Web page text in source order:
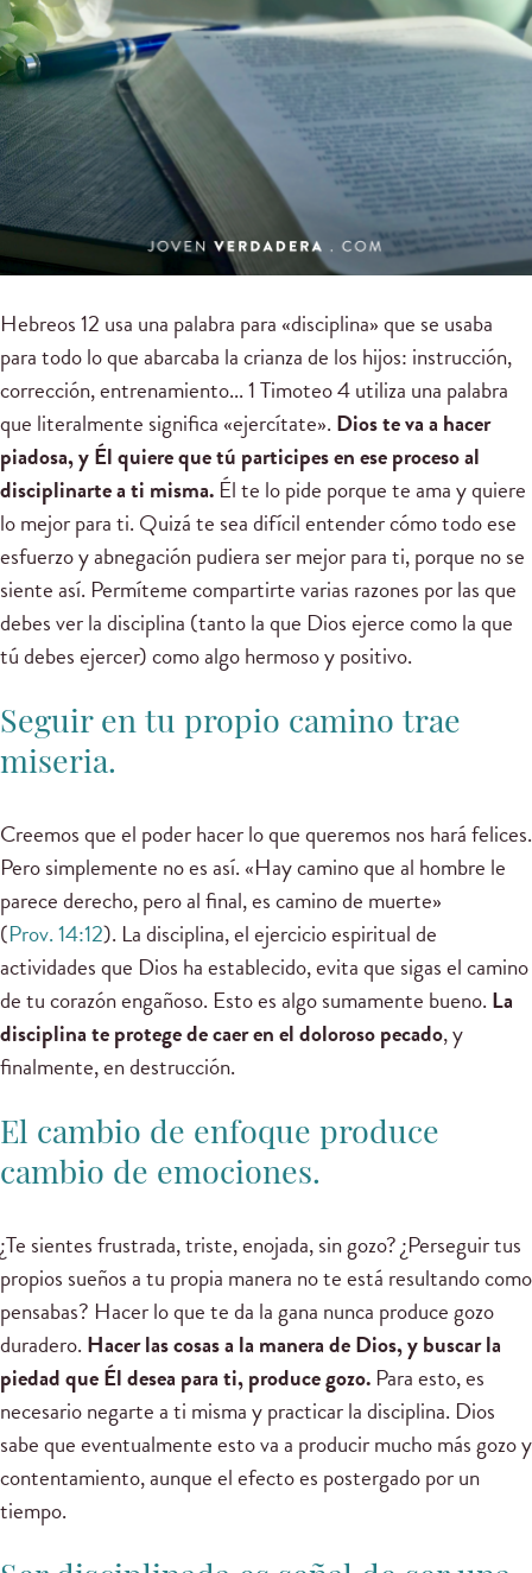
Hebreos 12 usa una palabra para «disciplina» que se usaba
para todo lo que abarcaba la crianza de los hijos: instrucción,
corrección, entrenamiento... 1 Timoteo 4 utiliza una palabra
que literalmente significa «ejercítate». Dios te va a hacer
piadosa, y Él quiere que tú participes en ese proceso al
disciplinarte a ti misma. Él te lo pide porque te ama y quiere
lo mejor para ti. Quizá te sea difícil entender cómo todo ese
esfuerzo y abnegación pudiera ser mejor para ti, porque no se
siente así. Permíteme compartirte varias razones por las que
debes ver la disciplina (tanto la que Dios ejerce como la que
tú debes ejercer) como algo hermoso y positivo.
Seguir en tu propio camino trae
miseria.
Creemos que el poder hacer lo que queremos nos hará felices.
Pero simplemente no es así. «Hay camino que al hombre le
parece derecho, pero al final, es camino de muerte»
(Prov. 14:12). La disciplina, el ejercicio espiritual de
actividades que Dios ha establecido, evita que sigas el camino
de tu corazón engañoso. Esto es algo sumamente bueno. La
disciplina te protege de caer en el doloroso pecado, y
finalmente, en destrucción.
El cambio de enfoque produce
cambio de emociones.
¿Te sientes frustrada, triste, enojada, sin gozo? ¿Perseguir tus
propios sueños a tu propia manera no te está resultando como
pensabas? Hacer lo que te da la gana nunca produce gozo
duradero. Hacer las cosas a la manera de Dios, y buscar la
piedad que Él desea para ti, produce gozo. Para esto, es
necesario negarte a ti misma y practicar la disciplina. Dios
sabe que eventualmente esto va a producir mucho más gozo y
contentamiento, aunque el efecto es postergado por un
tiempo.